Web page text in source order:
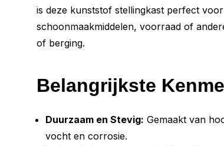
is deze kunststof stellingkast perfect
schoonmaakmiddelen, voorraad of
of berging.
Belangrijkste
Duurzaam en Stevig: Gemaakt van
vocht en corrosie.